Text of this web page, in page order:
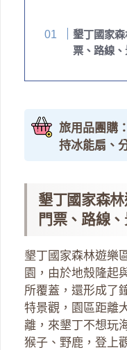
墾丁國家
票、路線
旅用品團購
持冰能扇、
墾丁國家森
門票、路線
墾丁國家森林遊樂
園，由於地殼隆起
所覆蓋，還形成了
特景觀，園區距離
離，來墾丁不想玩
猴子、野鹿，登上